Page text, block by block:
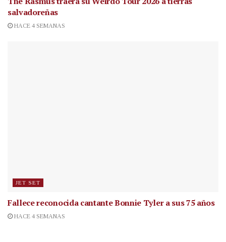
salvadoreñas
HACE 4 SEMANAS
JET SET
Fallece reconocida cantanteBonnie Tyler a sus 75 años
HACE 4 SEMANAS